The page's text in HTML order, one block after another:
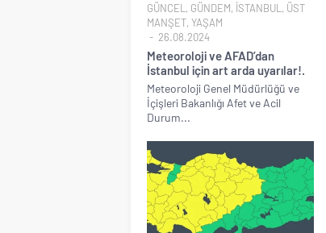
GÜNCEL , GÜNDEM, İSTANBUL , ÜST
MANŞET, YAŞAM
26.08.2024
Meteoroloji ve AFAD’dan
İstanbul için art arda uyarılar!.
Meteoroloji Genel Müdürlüğü ve
İçişleri Bakanlığı Afet ve Acil
Durum...